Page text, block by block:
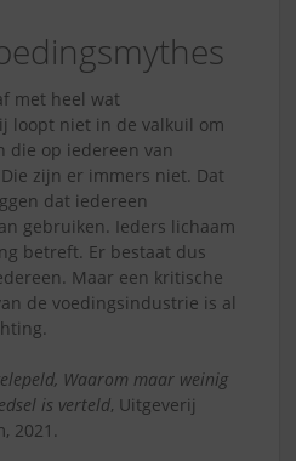
met heel wat
loopt niet in de valkuil om
die op iedereen van
zijn er immers niet. Dat
dat iedereen
gebruiken. Ieders lichaam
betreft. Er bestaat dus
Maar een kritische
de voedingsindustrie is al
Waarom maar weinig
is verteld, Uitgeverij
2021.